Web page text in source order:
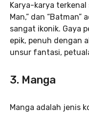
Karya-karya terkenal
Man,” dan
sangat ikonik. Gaya
epik, penuh dengan
unsur fantasi,
3. Manga
Manga adalah jenis